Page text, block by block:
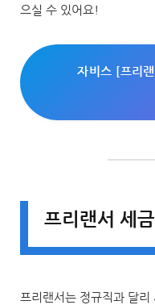
으실 수 있어요!
자비스 [프리
프리랜서 세
프리랜서는 정규직과 달